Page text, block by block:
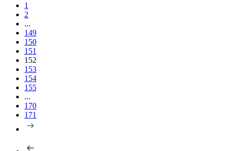
1
2
...
149
150
151
152
153
154
155
...
170
171